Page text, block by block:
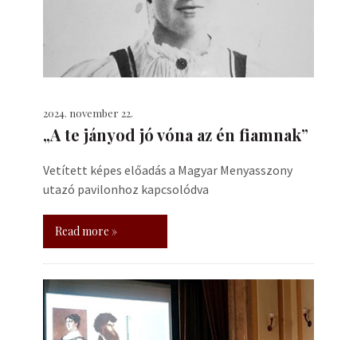
2024. november 22.
„A te jányod jó vóna az én fiamnak”
Vetített képes előadás a Magyar Menyasszony
utazó pavilonhoz kapcsolódva
Read more »